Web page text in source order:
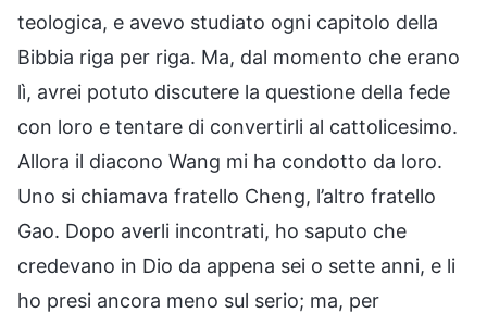
teologica, e avevo studiato ogni capitolo della
Bibbia riga per riga. Ma, dal momento che erano
lì, avrei potuto discutere la questione della fede
con loro e tentare di convertirli al cattolicesimo.
Allora il diacono Wang mi ha condotto da loro.
Uno si chiamava fratello Cheng, l’altro fratello
Gao. Dopo averli incontrati, ho saputo che
credevano in Dio da appena sei o sette anni, e li
ho presi ancora meno sul serio; ma, per